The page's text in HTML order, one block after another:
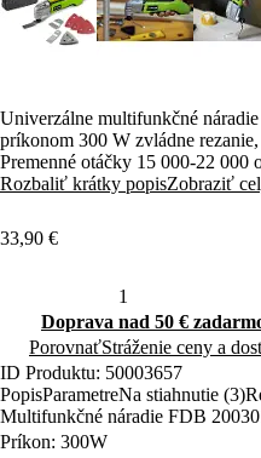
Univerzálne multifunkčné
príkonom 300 W zvládne
Premenné otáčky 15 000-22 000
Ergonomický dizajn zaisťuje
Rozbaliť krátky popisZobraziť
33,90 €
Doprava nad 50 €
PorovnaťStráženie ceny a
ID Produktu: 50003657
PopisParametreNa stiahnutie (3)
Multifunkčné náradie FDB
Príkon: 300W